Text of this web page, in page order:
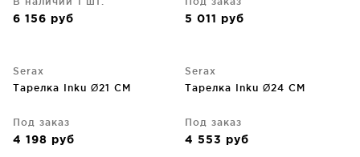
6 156 руб 5 011 руб
Serax
Тарелка Inku Ø21 CM
Под заказ
4 198 руб
Serax
Тарелка Inku Ø24 CM
Под заказ
4 553 руб